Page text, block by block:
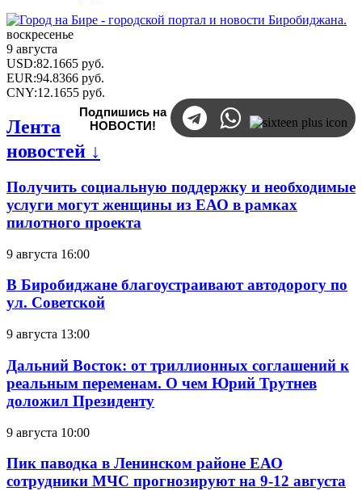
воскресенье
9 августа
USD:82.1665 руб.
EUR:94.8366 руб.
CNY:12.1655 руб.
Подпишись на
НОВОСТИ!
Лента
новостей ↓
Получить социальную поддержку и необходимые
услуги могут женщины из ЕАО в рамках
пилотного проекта
9 августа 16:00
В Биробиджане благоустраивают автодорогу по
ул. Советской
9 августа 13:00
Дальний Восток: от триллионных соглашений к
реальным переменам. О чем Юрий Трутнев
доложил Президенту
9 августа 10:00
Пик паводка в Ленинском районе ЕАО
сотрудники МЧС прогнозируют на 9-12 августа